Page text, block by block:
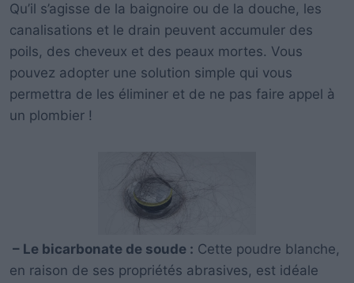
Qu’il s’agisse de la baignoire ou de la douche, les
canalisations et le drain peuvent accumuler des
poils, des cheveux et des peaux mortes. Vous
pouvez adopter une solution simple qui vous
permettra de les éliminer et de ne pas faire appel à
un plombier !
– Le bicarbonate de soude : Cette poudre blanche,
en raison de ses propriétés abrasives, est idéale